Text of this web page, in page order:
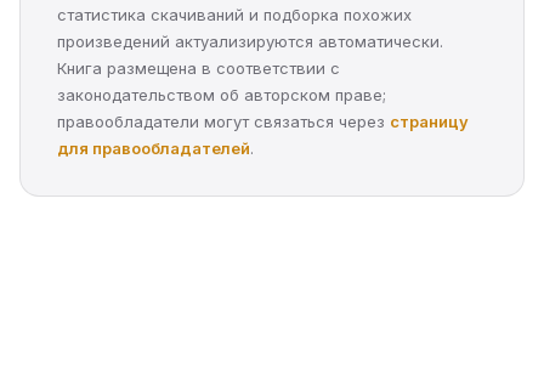
статистика скачиваний и подборка похожих
произведений актуализируются автоматически.
Книга размещена в соответствии с
законодательством об авторском праве;
правообладатели могут связаться через страницу
для правообладателей.